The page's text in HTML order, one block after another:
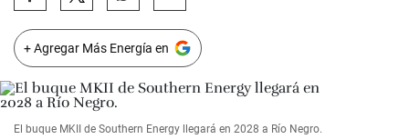
+ Agregar Más Energía en
El buque MKII de Southern Energy llegará en 2028 a Río Negro.